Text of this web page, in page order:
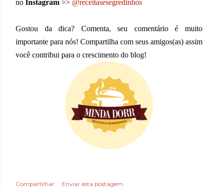
no Instagram >> @receitasesegredinhos
Gostou da dica? Comenta, seu comentário é muito
importante para nós! Compartilha com seus amigos(as) assim
você contribui para o crescimento do blog!
Compartilhar
Enviar esta postagem